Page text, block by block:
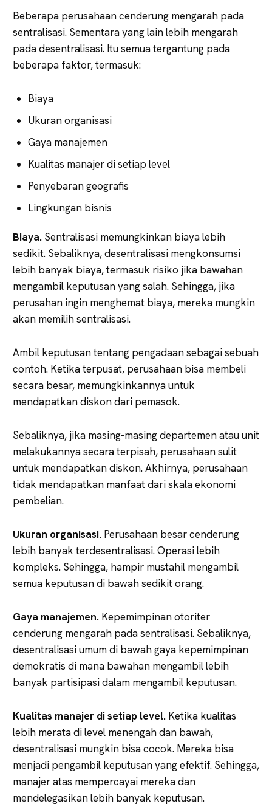
Beberapa perusahaan cenderung mengarah pada
sentralisasi. Sementara yang lain lebih mengarah
pada desentralisasi. Itu semua tergantung pada
beberapa faktor, termasuk:
Biaya
Ukuran organisasi
Gaya manajemen
Kualitas manajer di setiap level
Penyebaran geografis
Lingkungan bisnis
Biaya. Sentralisasi memungkinkan biaya lebih
sedikit. Sebaliknya, desentralisasi mengkonsumsi
lebih banyak biaya, termasuk risiko jika bawahan
mengambil keputusan yang salah. Sehingga, jika
perusahan ingin menghemat biaya, mereka mungkin
akan memilih sentralisasi.
Ambil keputusan tentang pengadaan sebagai sebuah
contoh. Ketika terpusat, perusahaan bisa membeli
secara besar, memungkinkannya untuk
mendapatkan diskon dari pemasok.
Sebaliknya, jika masing-masing departemen atau unit
melakukannya secara terpisah, perusahaan sulit
untuk mendapatkan diskon. Akhirnya, perusahaan
tidak mendapatkan manfaat dari skala ekonomi
pembelian.
Ukuran organisasi. Perusahaan besar cenderung
lebih banyak terdesentralisasi. Operasi lebih
kompleks. Sehingga, hampir mustahil mengambil
semua keputusan di bawah sedikit orang.
Gaya manajemen. Kepemimpinan otoriter
cenderung mengarah pada sentralisasi. Sebaliknya,
desentralisasi umum di bawah gaya kepemimpinan
demokratis di mana bawahan mengambil lebih
banyak partisipasi dalam mengambil keputusan.
Kualitas manajer di setiap level. Ketika kualitas
lebih merata di level menengah dan bawah,
desentralisasi mungkin bisa cocok. Mereka bisa
menjadi pengambil keputusan yang efektif. Sehingga,
manajer atas mempercayai mereka dan
mendelegasikan lebih banyak keputusan.